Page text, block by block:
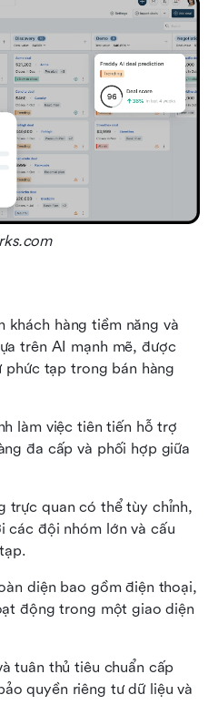
khách hàng tiềm năng và
trên AI mạnh mẽ, được
phức tạp trong bán hàng
làm việc tiên tiến hỗ trợ
đa cấp và phối hợp giữa
trực quan có thể tùy chỉnh,
các đội nhóm lớn và cấu
diện bao gồm điện thoại,
động trong một giao diện
tuân thủ tiêu chuẩn cấp
quyền riêng tư dữ liệu và